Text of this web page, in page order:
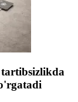
tartibsizlikda